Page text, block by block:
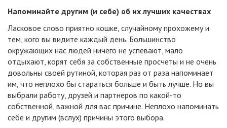
Напоминайте другим (и себе) об их лучших качествах
Ласковое слово приятно кошке, случайному прохожему и
тем, кого вы видите каждый день. Большинство
окружающих нас людей ничего не успевают, мало
отдыхают, корят себя за собственные просчеты и не очень
довольны своей рутиной, которая раз от раза напоминает
им, что неплохо бы стараться больше и быть лучше. Но вы
выбрали работу, друзей и партнеров по какой-то
собственной, важной для вас причине. Неплохо напоминать
себе и другим (вслух) причины этого выбора.